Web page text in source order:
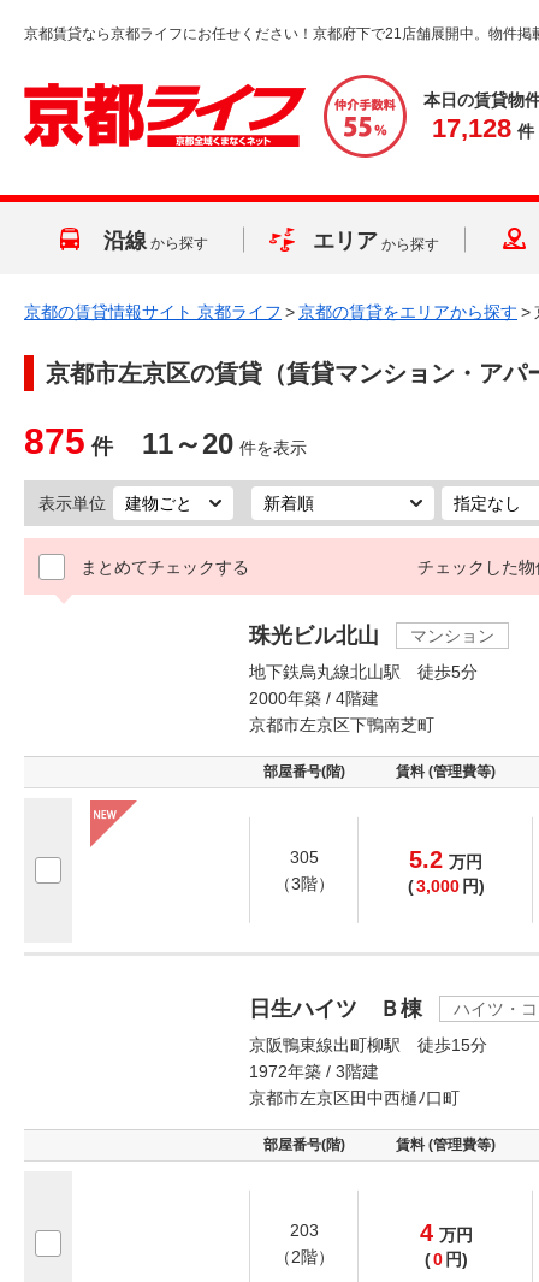
京都賃貸なら京都ライフにお任せください！京都府下で21店舗展開中。物件掲
本日の賃貸物
17,128 件
沿線 から探す エリア から探す
京都の賃貸情報サイト 京都ライフ >京都の賃貸をエリアから探す >
京都市左京区の賃貸（賃貸マンション・アパ
875 件 11～20 件を表示
表示単位
まとめてチェックする チェックした物
珠光ビル北山
マンション
地下鉄烏丸線北山駅 徒歩5分
2000年築 / 4階建
京都市左京区下鴨南芝町
部屋番号(階) 賃料 (管理費等)
305
（3階）
5.2 万円
(3,000 円)
日生ハイツ Ｂ棟
ハイツ・
京阪鴨東線出町柳駅 徒歩15分
1972年築 / 3階建
京都市左京区田中西樋ﾉ口町
部屋番号(階) 賃料 (管理費等)
203
（2階）
4 万円
(0 円)